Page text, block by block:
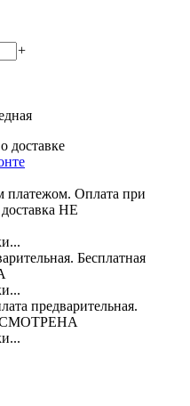
+
доставке
платежом. Оплата при
НЕ
Бесплатная
предварительная.